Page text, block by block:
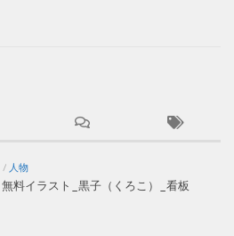
/ 人物
料イラスト_黒子（くろこ）_看板